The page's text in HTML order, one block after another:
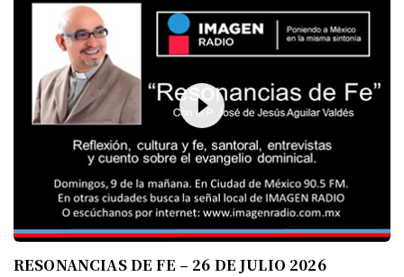
RESONANCIAS DE FE – 26 DE JULIO 2026